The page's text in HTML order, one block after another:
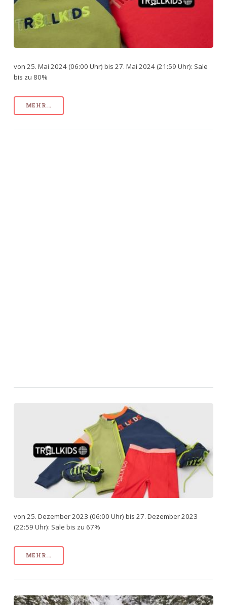
von 25. Mai 2024 (06:00 Uhr) bis 27. Mai 2024 (21:59 Uhr): Sale
bis zu 80%
MEHR...
von 25. Dezember 2023 (06:00 Uhr) bis 27. Dezember 2023
(22:59 Uhr): Sale bis zu 67%
MEHR...